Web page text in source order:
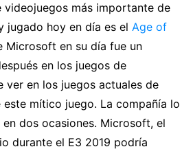
videojuegos más importante de
jugado hoy en día es el Age of
Microsoft en su día fue un
en los juegos de
ver en los juegos actuales de
mítico juego. La compañía lo
dos ocasiones. Microsoft, el
durante el E3 2019 podría